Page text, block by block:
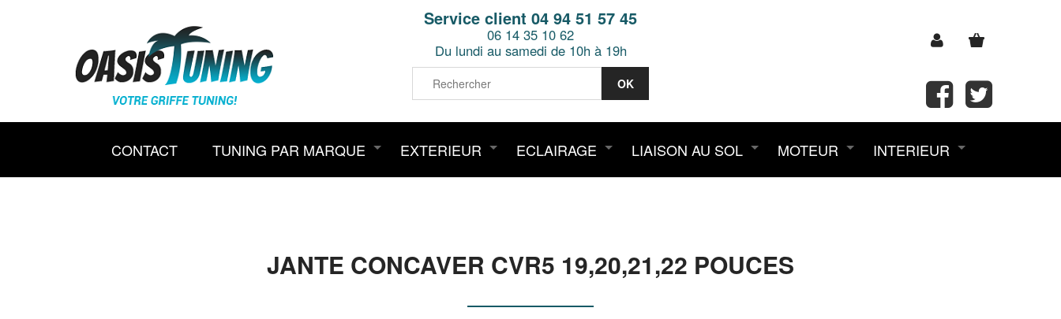
Service client 04 94 51 57 45
06 14 35 10 62
Du lundi au samedi de 10h à 19h
CONTACT TUNING PAR MARQUE EXTERIEUR ECLAIRAGE LIAISON AU SOL MOTEUR INTERIEUR
JANTE CONCAVER CVR5 19,20,21,22 POUCES